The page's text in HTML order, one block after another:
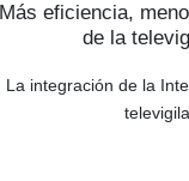
Más eficiencia,
de la
La integración de la